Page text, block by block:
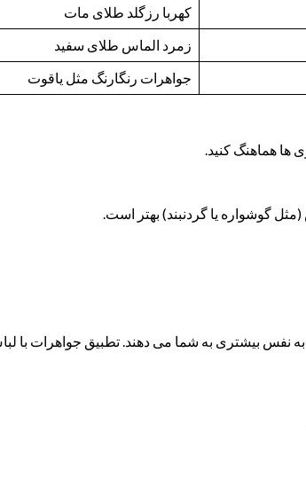
کهربا رزگلد طلای مات
زمرد الماس طلای سفید
جواهرات رنگارنگ مثل یاقوت
هماهنگ کنید.
گوشواره یا گردنبند) بهتر است.
به نفس بیشتری به شما می دهند. تطبیق جواهرات با